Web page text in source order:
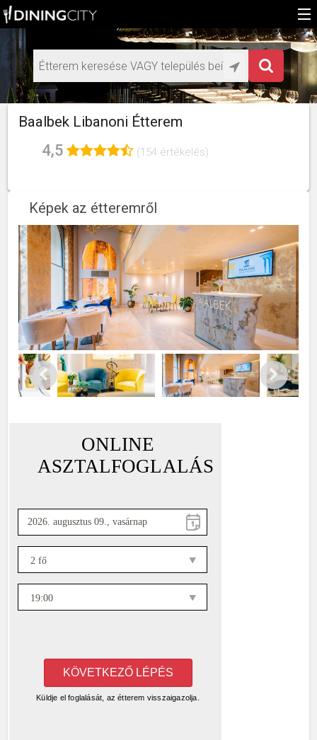
Főoldal
Médiaajánlat éttermeknek
HU
Baalbek Libanoni Étterem
4,5 (154 értékelés)
Képek az étteremről